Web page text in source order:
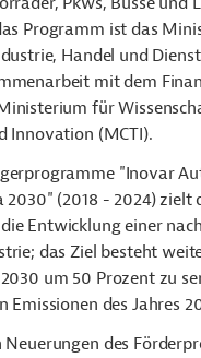
Programm ist das
Handel und
mit dem
für
Innovation (MCTI).
"Inovar
2030" (2018 - 2024) zielt
Entwicklung einer
das Ziel besteht
um 50 Prozent zu
Emissionen des Jahres
des